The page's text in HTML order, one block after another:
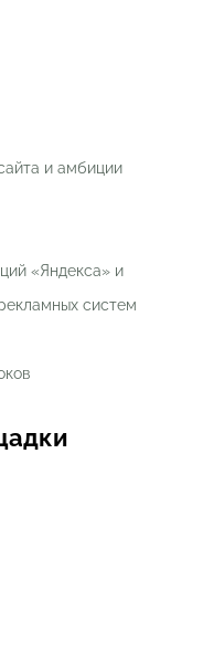
и амбиции
«Яндекса» и
систем